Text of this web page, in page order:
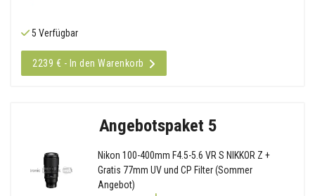
5 Verfügbar
2239 € - In den Warenkorb
Angebotspaket 5
Nikon 100-400mm F4.5-5.6 VR S NIKKOR Z +
Gratis 77mm UV und CP Filter (Sommer
Angebot)